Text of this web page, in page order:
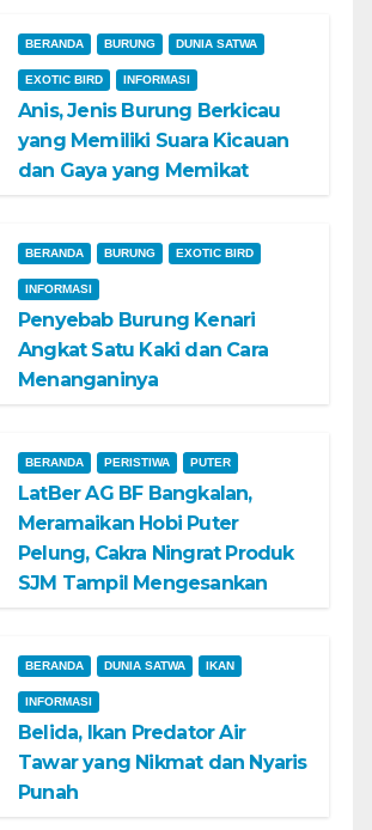
BERANDA BURUNG DUNIA SATWA
EXOTIC BIRD INFORMASI
Anis, Jenis Burung Berkicau
yang Memiliki Suara Kicauan
dan Gaya yang Memikat
BERANDA BURUNG EXOTIC BIRD
INFORMASI
Penyebab Burung Kenari
Angkat Satu Kaki dan Cara
Menanganinya
BERANDA PERISTIWA PUTER
LatBer AG BF Bangkalan,
Meramaikan Hobi Puter
Pelung, Cakra Ningrat Produk
SJM Tampil Mengesankan
BERANDA DUNIA SATWA IKAN
INFORMASI
Belida, Ikan Predator Air
Tawar yang Nikmat dan Nyaris
Punah